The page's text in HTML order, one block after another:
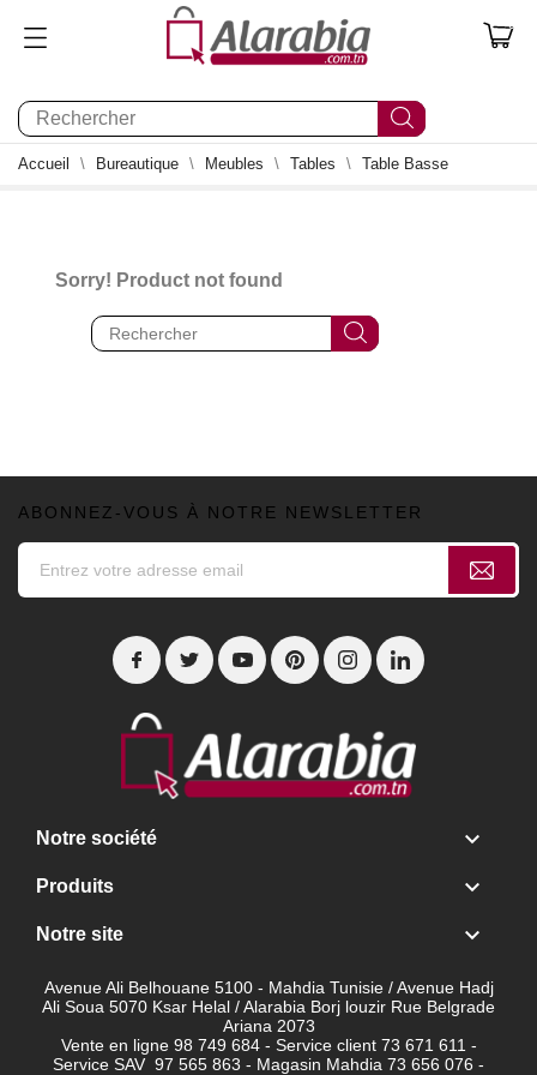
0
Accueil Bureautique Meubles Tables Table Basse
Sorry! Product not found
ABONNEZ-VOUS À NOTRE NEWSLETTER
Notre société 
Produits 
Notre site 
Avenue Ali Belhouane 5100 - Mahdia Tunisie / Avenue Hadj
Ali Soua 5070 Ksar Helal / Alarabia Borj louzir Rue Belgrade
Ariana 2073
Vente en ligne 98 749 684 - Service client 73 671 611 -
Service SAV 97 565 863 - Magasin Mahdia 73 656 076 -